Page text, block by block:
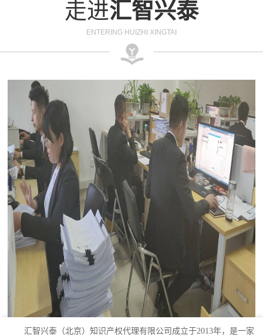
技...
点进行逐一梳理。 知识产权准备知识产权不仅
是高新技术企业认定的必要件之一，同时在创
新能力打分中占30分，所以知识产权情况与申
报成功率息息相关。与知...
走进汇智兴泰
ENTERING HUIZHI XINGTAI
汇智兴泰（北京）知识产权代理有限公司成立于2013年，是一家